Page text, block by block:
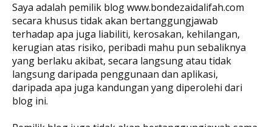
Saya adalah pemilik blog www.bondezaidalifah.com
secara khusus tidak akan bertanggungjawab
terhadap apa juga liabiliti, kerosakan, kehilangan,
kerugian atas risiko, peribadi mahu pun sebaliknya
yang berlaku akibat, secara langsung atau tidak
langsung daripada penggunaan dan aplikasi,
daripada apa juga kandungan yang diperolehi dari
blog ini.